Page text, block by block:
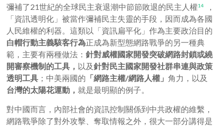
彌補了21世紀的全球民主衰退潮中節節敗退的民主人權14
，
「資訊透明化」被當作彌補民主失靈的手段，因而成為各國
人民維權的利器。這類以「資訊扁平化」作為主要政治目的
白帽行動主義駭客行為正成為新型態網路戰爭的另一種典
範，主要有兩種做法：針對威權國家開發突破網路封鎖或繞
開審察機制的工具， 以及針對民主國家開發社群串連與政策
透明工具 ；中美兩國的 「網路主權/網路人權」角力，以及
台灣的太陽花運動， 就是最明顯的例子。
對中國而言，內部社會的資訊控制關係到中共政權的維繫，
網路戰爭除了對外攻擊、奪取情報之外，很大一部分講得是